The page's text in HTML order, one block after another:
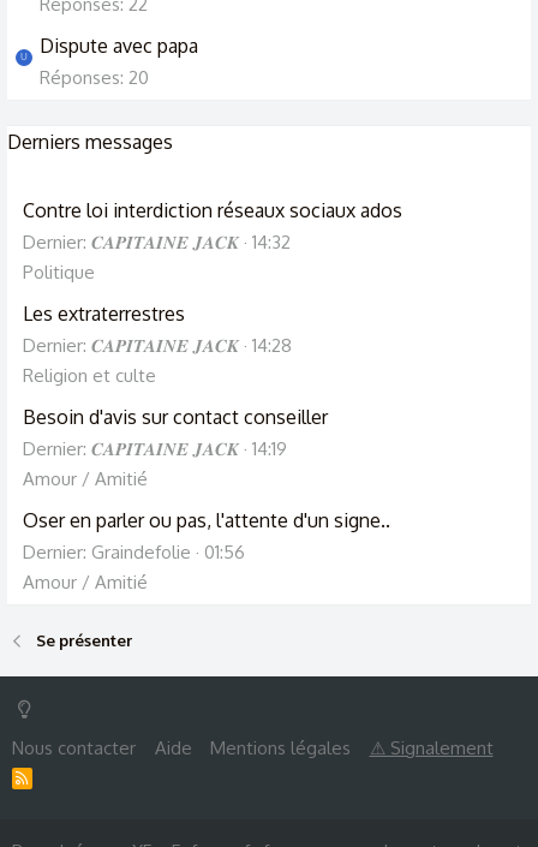
Dispute avec papa
Réponses: 20
Derniers messages
Contre loi interdiction réseaux sociaux ados
Dernier: 𝑪𝑨𝑷𝑰𝑻𝑨𝑰𝑵𝑬 𝑱𝑨𝑪𝑲 14:32
Politique
Les extraterrestres
Dernier: 𝑪𝑨𝑷𝑰𝑻𝑨𝑰𝑵𝑬 𝑱𝑨𝑪𝑲 14:28
Religion et culte
Besoin d'avis sur contact conseiller
Dernier: 𝑪𝑨𝑷𝑰𝑻𝑨𝑰𝑵𝑬 𝑱𝑨𝑪𝑲 14:19
Amour / Amitié
Oser en parler ou pas, l'attente d'un signe..
Dernier: Graindefolie
01:56
Amour / Amitié
Se présenter
Nous contacter Aide Mentions légales ⚠ Signalement